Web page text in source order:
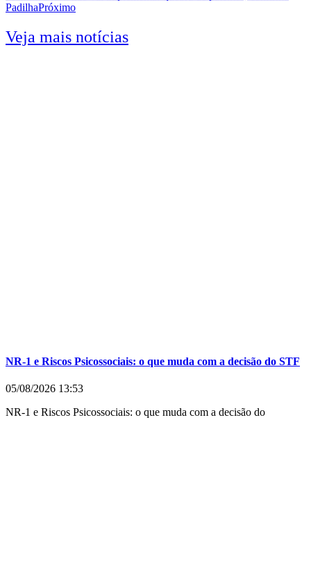
PadilhaPróximo
Veja mais notícias
NR-1 e Riscos Psicossociais: o que muda com a decisão do STF
05/08/2026 13:53
NR-1 e Riscos Psicossociais: o que muda com a decisão do